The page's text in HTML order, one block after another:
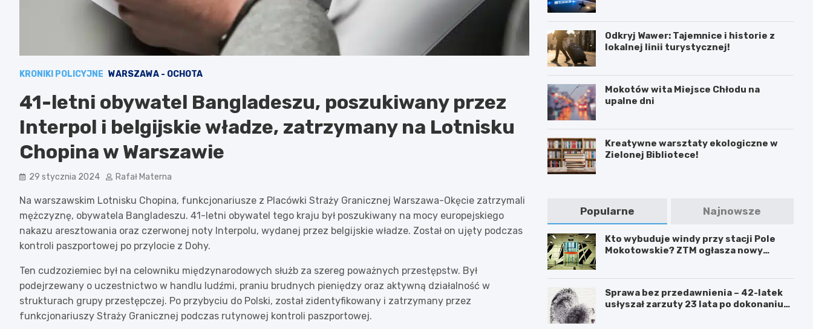
KRONIKI POLICYJNE WARSZAWA - OCHOTA
41-letni obywatel Bangladeszu, poszukiwany przez
Interpol i belgijskie władze, zatrzymany na Lotnisku
Chopina w Warszawie
29 stycznia 2024 Rafał Materna
Na warszawskim Lotnisku Chopina, funkcjonariusze z Placówki Straży Granicznej Warszawa-Okęcie zatrzymali
mężczyznę, obywatela Bangladeszu. 41-letni obywatel tego kraju był poszukiwany na mocy europejskiego
nakazu aresztowania oraz czerwonej noty Interpolu, wydanej przez belgijskie władze. Został on ujęty podczas
kontroli paszportowej po przylocie z Dohy.
Ten cudzoziemiec był na celowniku międzynarodowych służb za szereg poważnych przestępstw. Był
podejrzewany o uczestnictwo w handlu ludźmi, praniu brudnych pieniędzy oraz aktywną działalność w
strukturach grupy przestępczej. Po przybyciu do Polski, został zidentyfikowany i zatrzymany przez
funkcjonariuszy Straży Granicznej podczas rutynowej kontroli paszportowej.
Odkryj Wawer: Tajemnice i historie z
lokalnej linii turystycznej!
Mokotów wita Miejsce Chłodu na
upalne dni
Kreatywne warsztaty ekologiczne w
Zielonej Bibliotece!
Popularne Najnowsze
Kto wybuduje windy przy stacji Pole
Mokotowskie? ZTM ogłasza nowy
Sprawa bez przedawnienia – 42-latek
usłyszał zarzuty 23 lata po dokonaniu